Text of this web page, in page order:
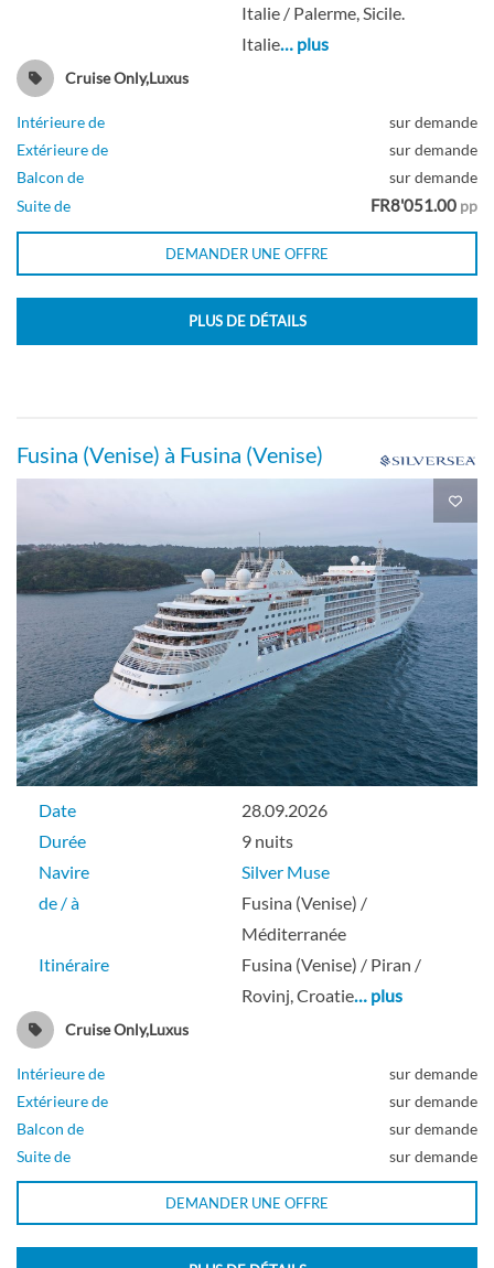
Italie / Palerme, Sicile.
Italie… plus
Cruise Only,Luxus
Intérieure de
sur demande
Extérieure de
sur demande
Balcon de
sur demande
Suite de
FR8'051.00 pp
DEMANDER UNE OFFRE
PLUS DE DÉTAILS
Fusina (Venise) à Fusina (Venise)
Date
28.09.2026
Durée
9 nuits
Navire
Silver Muse
de / à
Fusina (Venise) /
Méditerranée
Itinéraire
Fusina (Venise) / Piran /
Rovinj, Croatie… plus
Cruise Only,Luxus
Intérieure de
sur demande
Extérieure de
sur demande
Balcon de
sur demande
Suite de
sur demande
DEMANDER UNE OFFRE